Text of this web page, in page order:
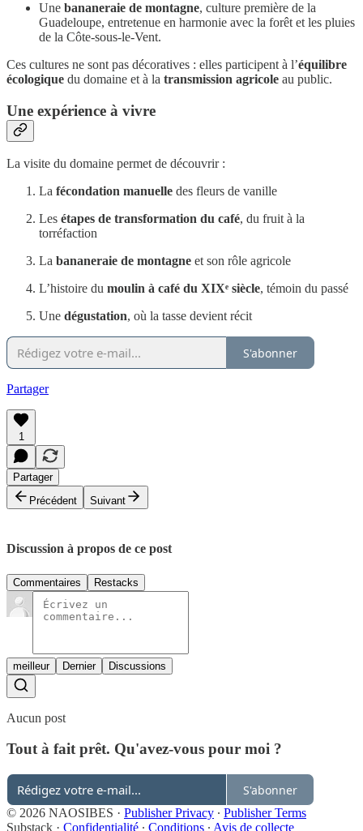
Une bananeraie de montagne, culture première de la
Guadeloupe, entretenue en harmonie avec la forêt et les pluies
de la Côte-sous-le-Vent.
Ces cultures ne sont pas décoratives : elles participent à l’équilibre
écologique du domaine et à la transmission agricole au public.
Une expérience à vivre
La visite du domaine permet de découvrir :
La fécondation manuelle des fleurs de vanille
Les étapes de transformation du café, du fruit à la
torréfaction
La bananeraie de montagne et son rôle agricole
L’histoire du moulin à café du XIXᵉ siècle, témoin du passé
Une dégustation, où la tasse devient récit
S'abonner
Partager
1
Partager
Précédent
Suivant
Discussion à propos de ce post
Commentaires Restacks
meilleur Dernier Discussions
Aucun post
Tout à fait prêt. Qu'avez-vous pour moi ?
S'abonner
© 2026 NAOSIBES · Publisher Privacy ∙ Publisher Terms
Substack · Confidentialité ∙ Conditions ∙ Avis de collecte